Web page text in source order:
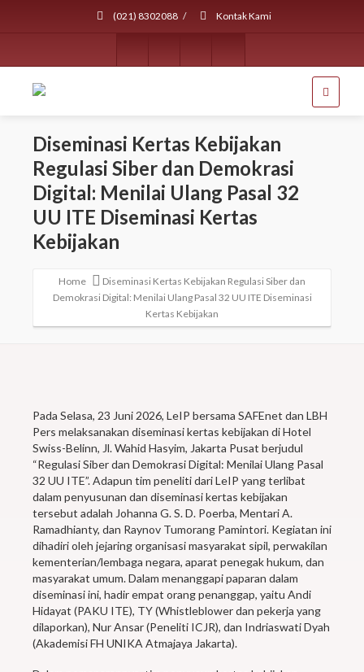
(021) 8302088 / Kontak Kami
Diseminasi Kertas Kebijakan
Regulasi Siber dan Demokrasi
Digital: Menilai Ulang Pasal 32
UU ITE Diseminasi Kertas
Kebijakan
Home
Diseminasi Kertas Kebijakan Regulasi Siber dan
Demokrasi Digital: Menilai Ulang Pasal 32 UU ITE Diseminasi
Kertas Kebijakan
Pada Selasa, 23 Juni 2026, LeIP bersama SAFEnet dan LBH
Pers melaksanakan diseminasi kertas kebijakan di Hotel
Swiss-Belinn, Jl. Wahid Hasyim, Jakarta Pusat berjudul
“Regulasi Siber dan Demokrasi Digital: Menilai Ulang Pasal
32 UU ITE”. Adapun tim peneliti dari LeIP yang terlibat
dalam penyusunan dan diseminasi kertas kebijakan
tersebut adalah Johanna G. S. D. Poerba, Mentari A.
Ramadhianty, dan Raynov Tumorang Pamintori. Kegiatan ini
dihadiri oleh jejaring organisasi masyarakat sipil, perwakilan
kementerian/lembaga negara, aparat penegak hukum, dan
masyarakat umum. Dalam menanggapi paparan dalam
diseminasi ini, hadir empat orang penanggap, yaitu Andi
Hidayat (PAKU ITE), TY (Whistleblower dan pekerja yang
dilaporkan), Nur Ansar (Peneliti ICJR), dan Indriaswati Dyah
(Akademisi FH UNIKA Atmajaya Jakarta).